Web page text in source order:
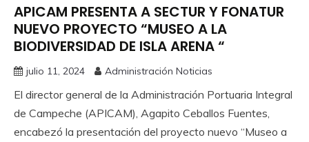
APICAM PRESENTA A SECTUR Y FONATUR
NUEVO PROYECTO “MUSEO A LA
BIODIVERSIDAD DE ISLA ARENA “
julio 11, 2024 Administración Noticias
El director general de la Administración Portuaria Integral
de Campeche (APICAM), Agapito Ceballos Fuentes,
encabezó la presentación del proyecto nuevo “Museo a